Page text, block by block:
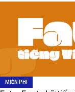
MIỄN PHÍ